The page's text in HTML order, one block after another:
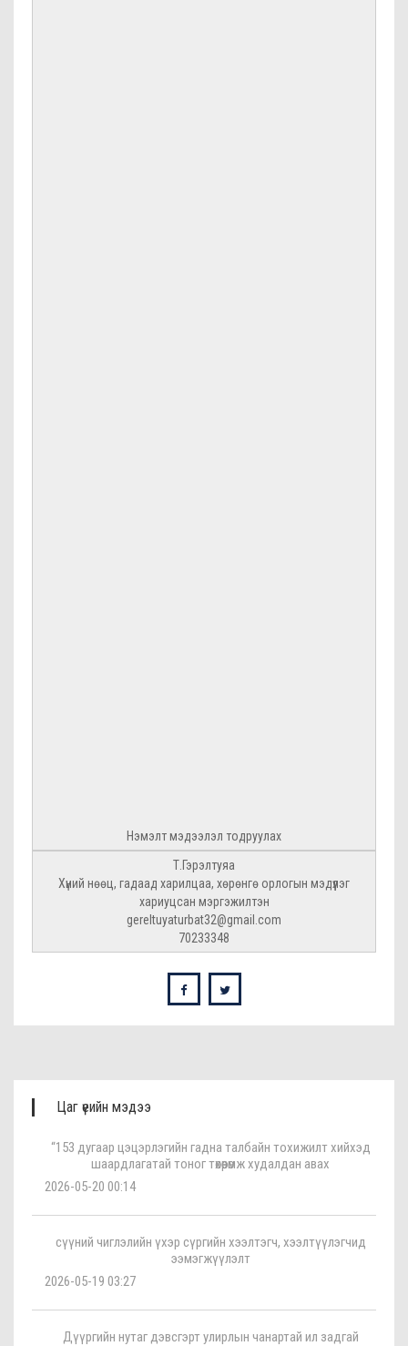
Нэмэлт мэдээлэл тодруулах
Т.Гэрэлтуяа
Хүний нөөц, гадаад харилцаа, хөрөнгө орлогын мэдүүлэг
хариуцсан мэргэжилтэн
gereltuyaturbat32@gmail.com
70233348
Цаг үеийн мэдээ
“153 дугаар цэцэрлэгийн гадна талбайн тохижилт хийхэд
шаардлагатай тоног төхөөрөмж худалдан авах
2026-05-20 00:14
сүүний чиглэлийн үхэр сүргийн хээлтэгч, хээлтүүлэгчид
ээмэгжүүлэлт
2026-05-19 03:27
Дүүргийн нутаг дэвсгэрт улирлын чанартай ил задгай